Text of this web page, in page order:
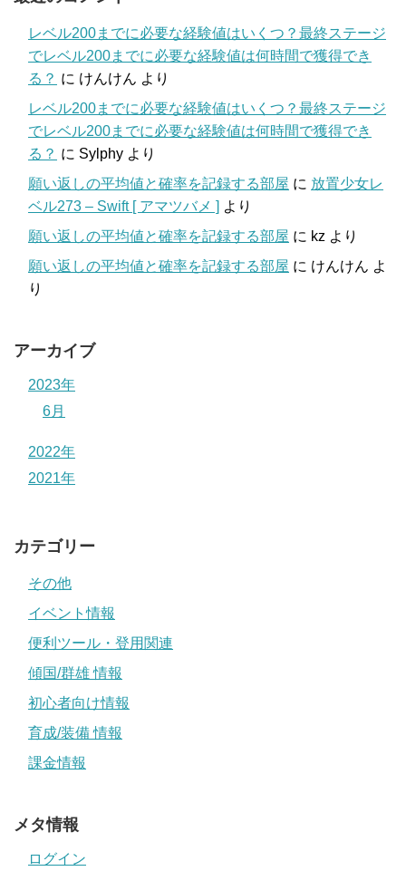
レベル200までに必要な経験値はいくつ？最終ステージ
でレベル200までに必要な経験値は何時間で獲得でき
る？ に けんけん より
レベル200までに必要な経験値はいくつ？最終ステージ
でレベル200までに必要な経験値は何時間で獲得でき
る？ に Sylphy より
願い返しの平均値と確率を記録する部屋 に 放置少女レ
ベル273 – Swift [ アマツバメ ] より
願い返しの平均値と確率を記録する部屋 に kz より
願い返しの平均値と確率を記録する部屋 に けんけん よ
り
アーカイブ
2023年
6月
2022年
2021年
カテゴリー
その他
イベント情報
便利ツール・登用関連
傾国/群雄 情報
初心者向け情報
育成/装備 情報
課金情報
メタ情報
ログイン